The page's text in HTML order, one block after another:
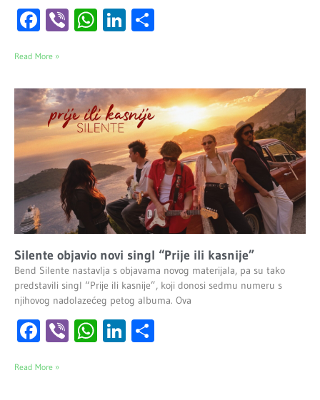
Facebook
ViberWhatsApp
LinkedIn
Read More »
Silente objavio novi singl “Prije ili kasnije”
Bend Silente nastavlja s objavama novog materijala, pa su tako
predstavili singl “Prije ili kasnije”, koji donosi sedmu numeru s
njihovog nadolazećeg petog albuma. Ova
Facebook
ViberWhatsApp
LinkedIn
Read More »